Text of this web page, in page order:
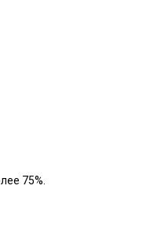
75%.